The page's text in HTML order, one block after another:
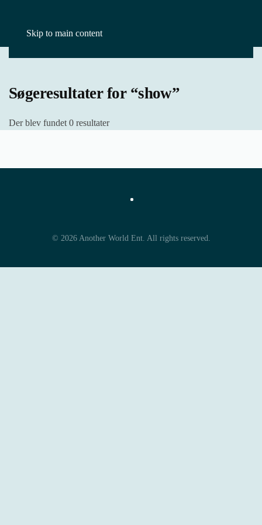
Skip to main content
Søgeresultater for “show”
Der blev fundet 0 resultater
© 2026Another World Ent. All rights reserved.